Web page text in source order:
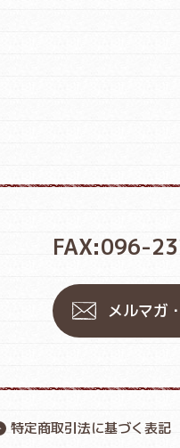
FAX:096-
メルマガ
特定商取引法に基づく表記